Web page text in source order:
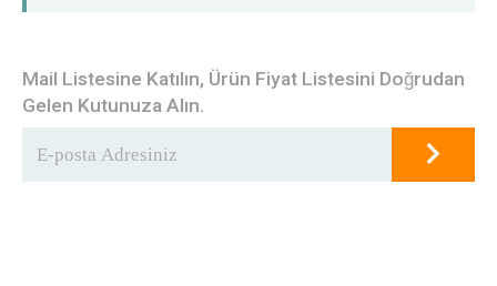
Mail Listesine Katılın, Ürün Fiyat Listesini Doğrudan
Gelen Kutunuza Alın.